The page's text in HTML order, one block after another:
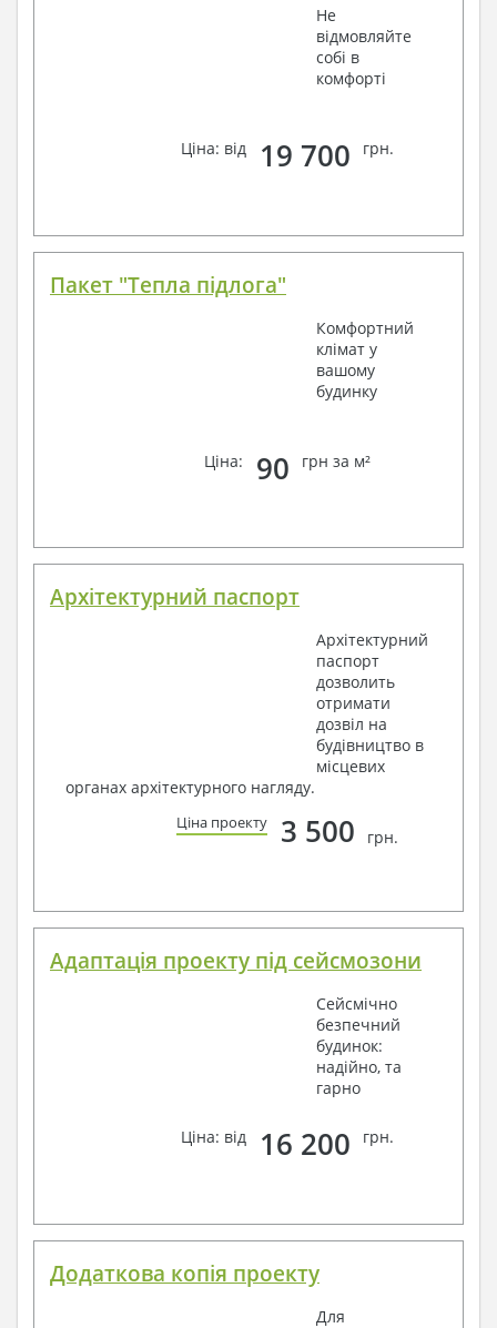
Не
відмовляйте
собі в
комфорті
Ціна: від 19 700 грн.
Пакет "Тепла підлога"
Комфортний
клімат у
вашому
будинку
Ціна: 90 грн за м²
Архітектурний паспорт
Архітектурний
паспорт
дозволить
отримати
дозвіл на
будівництво в
місцевих
органах архітектурного нагляду.
Ціна проекту 3 500 грн.
Адаптація проекту під сейсмозони
Сейсмічно
безпечний
будинок:
надійно, та
гарно
Ціна: від 16 200 грн.
Додаткова копія проекту
Для